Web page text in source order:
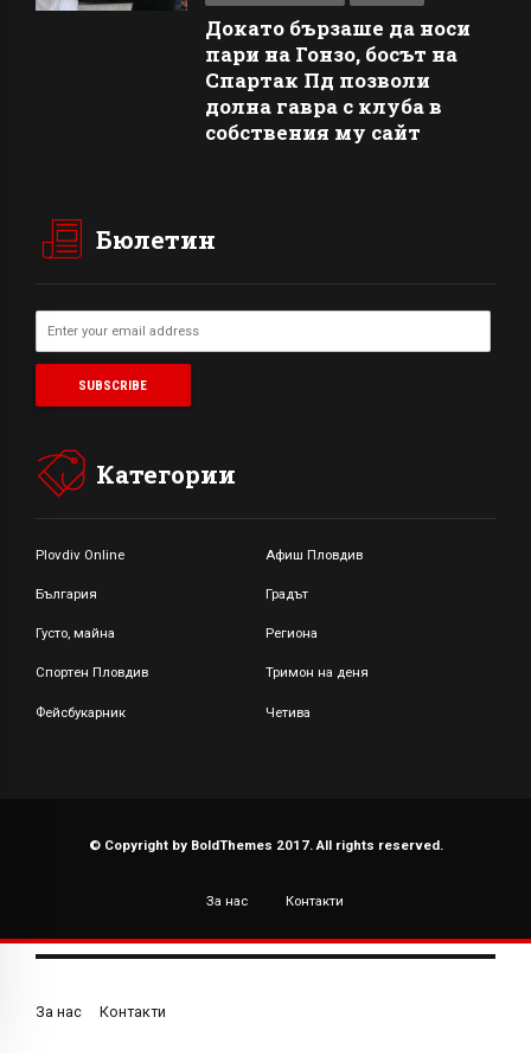
Докато бързаше да носи
пари на Гонзо, босът на
Спартак Пд позволи
долна гавра с клуба в
собствения му сайт
Бюлетин
Категории
Plovdiv Online Афиш Пловдив
България Градът
Густо, майна Региона
Спортен Пловдив Тримон на деня
Фейсбукарник Четива
© Copyright by BoldThemes 2017. All rights reserved.
За нас Контакти
За нас Контакти